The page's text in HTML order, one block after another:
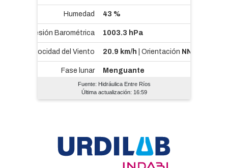
Fuente: Hidráulica Entre Ríos
Última actualización: 16:59